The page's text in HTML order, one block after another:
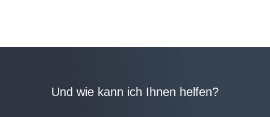
Und wie kann ich Ihnen helfen?